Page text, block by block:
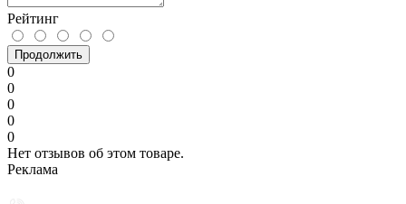
Рейтинг
Продолжить
0
0
0
0
0
Нет отзывов об этом товаре.
Реклама